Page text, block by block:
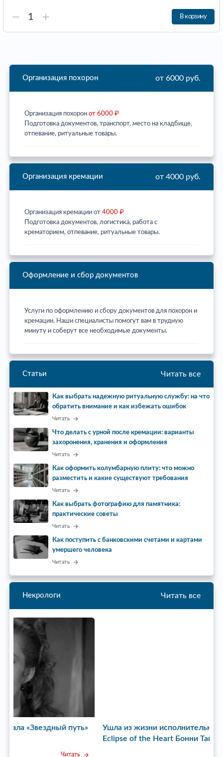
В корзину
Организация похорон от 6000 руб.
Организация похорон от 6000 ₽
Подготовка документов, транспорт, место на кладбище,
отпевание, ритуальные товары.
Организация кремации от 4000 руб.
Организация кремации от 4000 ₽
Подготовка документов, логистика, работа с
крематорием, отпевание, ритуальные товары.
Оформление и сбор документов
Услуги по оформлению и сбору документов для похорон и
кремации. Наши специалисты помогут вам в трудную
минуту и соберут все необходимые документы.
Статьи Читать все
Как выбрать надежную ритуальную службу: на что
обратить внимание и как избежать ошибок
Читать
Что делать с урной после кремации: варианты
захоронения, хранения и оформления
Читать
Как оформить колумбарную плиту: что можно
разместить и какие существуют требования
Читать
Как выбрать фотографию для памятника:
практические советы
Читать
Как поступить с банковскими счетами и картами
умершего человека
Читать
Некрологи Читать все
Ушла из жизни исполнительница хита Total
Eclipse of the Heart Бонни Тайлер